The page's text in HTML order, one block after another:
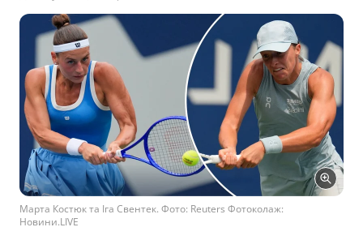
Марта Костюк та Іга Свентек. Фото: Reuters Фотоколаж:
Новини.LIVE